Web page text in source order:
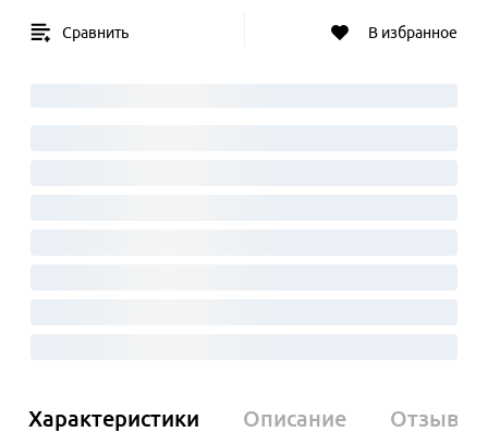
Сравнить В избранное
Характеристики Описание Отзывы